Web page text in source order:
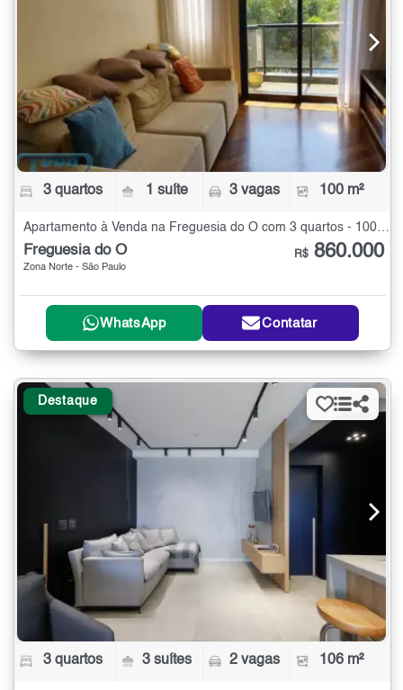
3 quartos 1 suíte 3 vagas 100 m²
Apartamento à Venda na Freguesia do Ó com 3 quartos - 100 m²
Freguesia do Ó
Zona Norte - São Paulo
R$ 860.000
WhatsApp Contatar
Destaque
3 quartos 3 suítes 2 vagas 106 m²